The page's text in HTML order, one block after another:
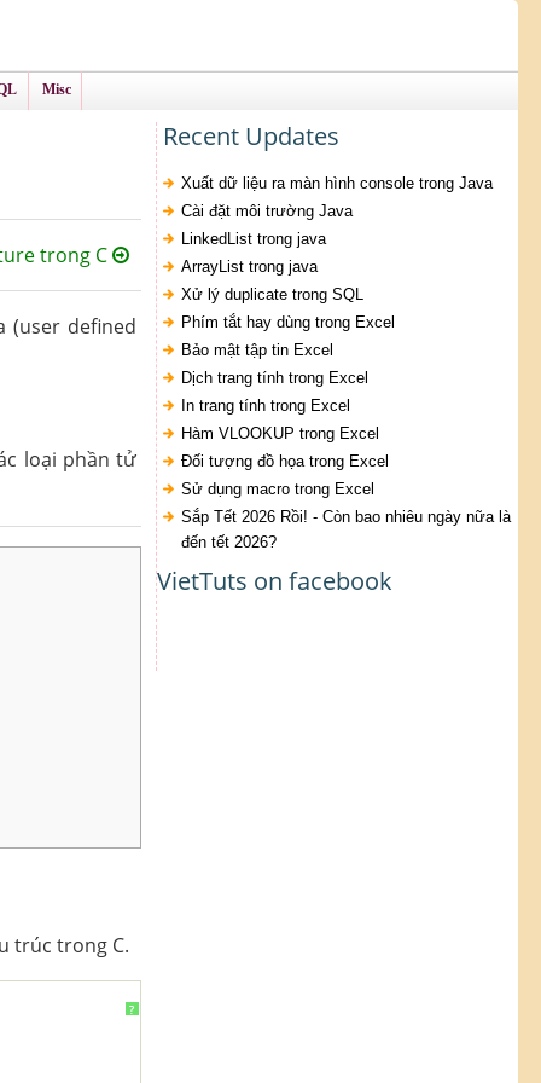
Misc
trong C
defined
loại phần tử
trúc trong C.
?
Recent Updates
Xuất dữ liệu ra màn hình console trong Java
Cài đặt môi trường Java
LinkedList trong java
ArrayList trong java
Xử lý duplicate trong SQL
Phím tắt hay dùng trong Excel
Bảo mật tập tin Excel
Dịch trang tính trong Excel
In trang tính trong Excel
Hàm VLOOKUP trong Excel
Đối tượng đồ họa trong Excel
Sử dụng macro trong Excel
Sắp Tết 2026 Rồi! - Còn bao nhiêu ngày nữa là
đến tết 2026?
VietTuts on facebook